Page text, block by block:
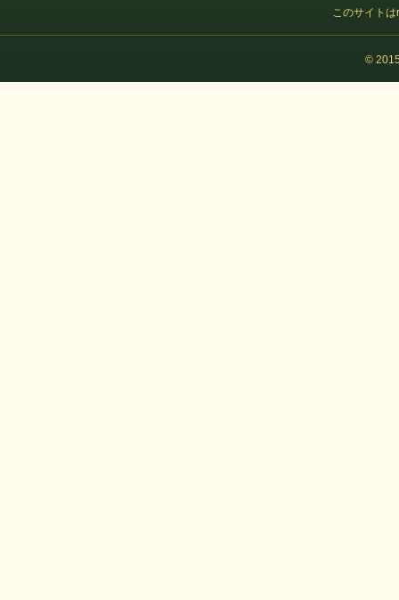
このサイト
©